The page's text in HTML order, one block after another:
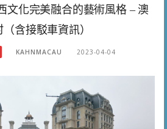
文化完美融合的藝術風格 – 澳
含接駁車資訊）
KAHNMACAU 2023-04-04